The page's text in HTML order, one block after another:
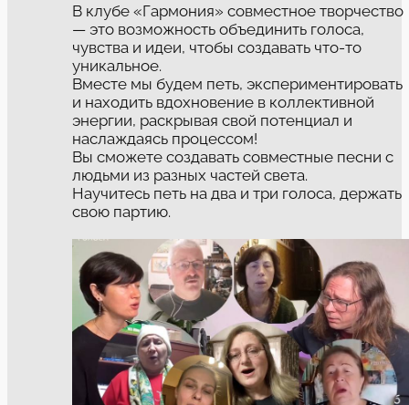
В клубе «Гармония» совместное творчество
— это возможность объединить голоса,
чувства и идеи, чтобы создавать что-то
уникальное.
Вместе мы будем петь, экспериментировать
и находить вдохновение в коллективной
энергии, раскрывая свой потенциал и
наслаждаясь процессом!
Вы сможете создавать совместные песни с
людьми из разных частей света.
Научитесь петь на два и три голоса, держать
свою партию.